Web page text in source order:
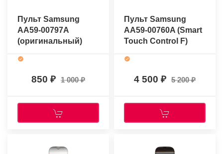
Пульт Samsung
AA59-00797A
(оригинальный)
850 1 000
Пульт Samsung
AA59-00760A (Smart
Touch Control F)
(оригинальный)
4 500 5 200